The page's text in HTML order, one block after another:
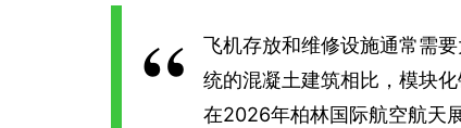
飞机存放和维修设施通常需
统的混凝土建筑相比，模块
在2026年柏林国际航空航天